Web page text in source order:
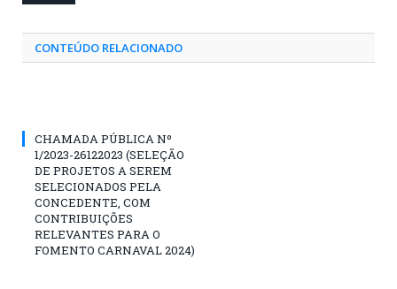
CONTEÚDO RELACIONADO
CHAMADA PÚBLICA Nº
1/2023-26122023 (SELEÇÃO
DE PROJETOS A SEREM
SELECIONADOS PELA
CONCEDENTE, COM
CONTRIBUIÇÕES
RELEVANTES PARA O
FOMENTO CARNAVAL 2024)